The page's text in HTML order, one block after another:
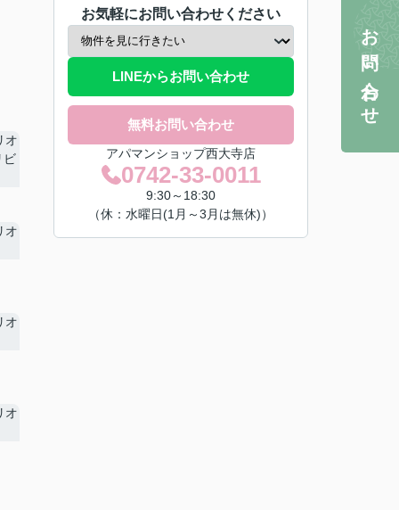
お気軽にお問い合わせください
LINEからお問い合わせ
無料お問い合わせ
アパマンショップ西大寺店
0742-33-0011
9:30～18:30
（休：水曜日(1月～3月は無休)）
お問い合わせ